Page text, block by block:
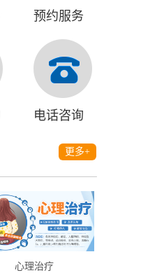
预约服务
电话咨询
更多+
心理治疗